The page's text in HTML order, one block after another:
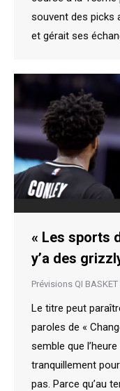
souvent des picks
et gérait ses
« Les sports
y’a des
Prévisions QI BASKET
Le titre peut
paroles de «
semble que
tranquillement
pas. Parce qu’au